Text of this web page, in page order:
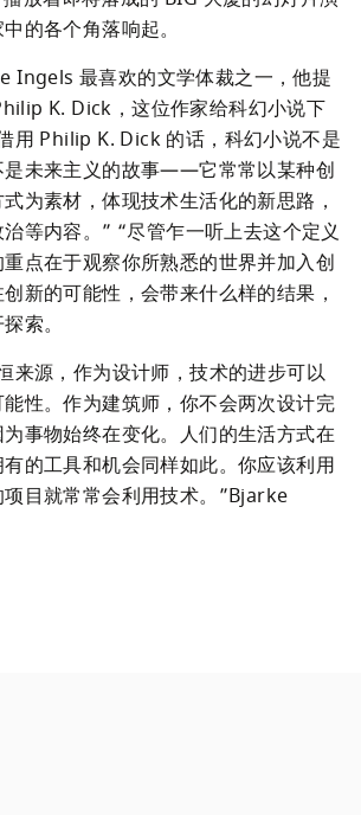
的各个角落响起。
Ingels 最喜欢的文学体裁之一，他提
K. Dick，这位作家给科幻小说下
用 Philip K. Dick 的话，科幻小说不是
是未来主义的故事——它常常以某种创
为素材，体现技术生活化的新思路，
等内容。” “尽管乍一听上去这个定义
点在于观察你所熟悉的世界并加入创
新的可能性，会带来什么样的结果，
索。
来源，作为设计师，技术的进步可以
性。作为建筑师，你不会两次设计完
事物始终在变化。人们的生活方式在
的工具和机会同样如此。你应该利用
目就常常会利用技术。”Bjarke